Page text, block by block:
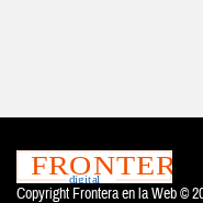
Copyright Frontera en la Web ©